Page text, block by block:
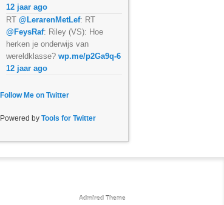
12 jaar ago
RT@LerarenMetLef: RT
@FeysRaf: Riley (VS): Hoe
herken je onderwijs van
wereldklasse?wp.me/p2Ga9q-6
12 jaar ago
Follow Me on Twitter
Powered byTools for Twitter
Admired Theme